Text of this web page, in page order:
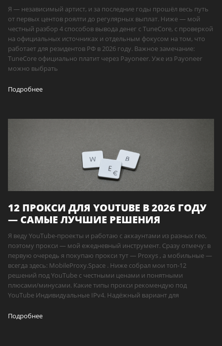
Я — независимый артист, и за последние годы прошёл весь путь
от первых центов роялти до регулярных выплат. Ниже — мой
честный разбор 4 способов вывода денег с TuneCore, с проверкой
на официальных источниках и отдельным фокусом на том, что
работает для резидентов РФ в 2026 году. Важное замечание:
TuneCore официально платит через Payoneer. Уже из Payoneer
можно выбрать
Подробнее
12 ПРОКСИ ДЛЯ YOUTUBE В 2026 ГОДУ
— САМЫЕ ЛУЧШИЕ РЕШЕНИЯ
Я веду YouTube-проекты и работаю с аккаунтами из разных гео,
поэтому прокси — мой ежедневный инструмент. Сразу отмечу: в
первую очередь я покупаю прокси тут — Proxys , а мобильные —
всегда здесь: MobileProxy.Space . Ниже собрал мои топ-12
решений под YouTube с честными ценами и понятными
плюсами/минусами. Какие типы прокси рекомендую под
YouTube Индивидуальные IPv4. Надёжный вариант для
Подробнее